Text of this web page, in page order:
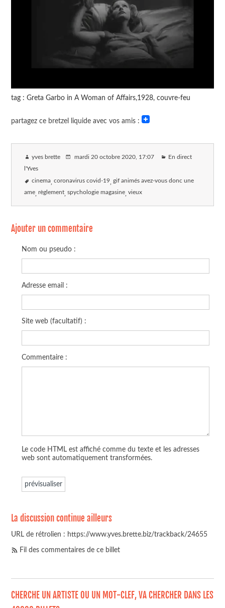
tag : Greta Garbo in A Woman of Affairs,1928, couvre-feu
partagez ce bretzel liquide avec vos amis :
yves brette mardi 20 octobre 2020 , 17:07 En direct
l'Yves
cinema coronavirus covid-19 gif animés avez-vous donc une
ame règlement spychologie magasine vieux
Ajouter un commentaire
Nom ou pseudo :
Adresse email :
Site web (facultatif) :
Commentaire :
Le code HTML est affiché comme du texte et les adresses
web sont automatiquement transformées.
La discussion continue ailleurs
URL de rétrolien : https://www.yves.brette.biz/trackback/24655
Fil des commentaires de ce billet
CHERCHE UN ARTISTE OU UN MOT-CLEF, VA CHERCHER DANS LES